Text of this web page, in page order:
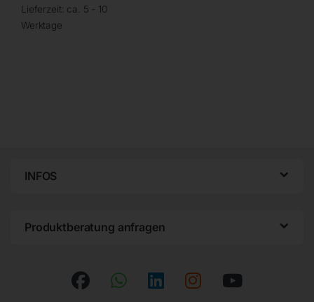
Lieferzeit: ca. 5 - 10
Werktage
INFOS
Produktberatung anfragen